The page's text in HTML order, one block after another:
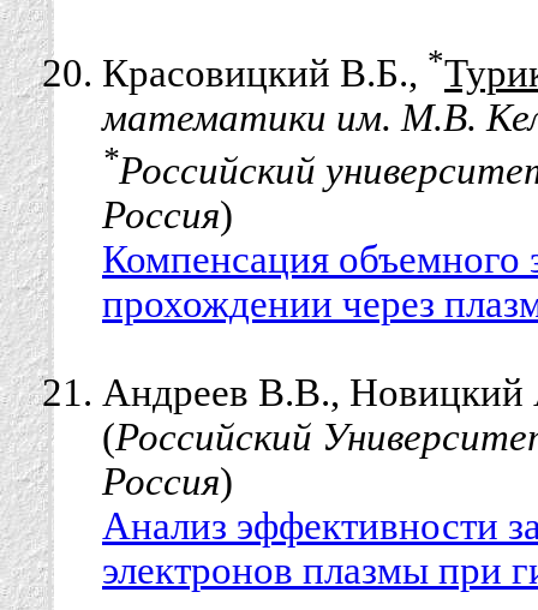
Красовицкий В.Б., *
математики им. М.В.
*Российский
Россия)
Компенсация объемного
прохождении через
Андреев В.В.,
(Российский
Россия)
Анализ эффективности
электронов плазмы при